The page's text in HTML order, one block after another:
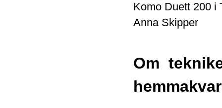
Komo Duett 200 i
Anna Skipper
Om